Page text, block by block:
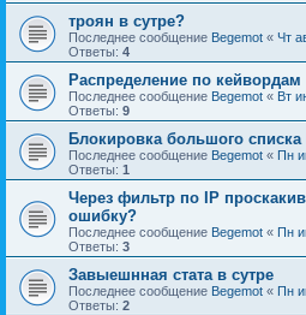
троян в сутре?
Последнее сообщение Begemot « Чт
Ответы: 4
Распределение по кейвордам
Последнее сообщение Begemot « Вт
Ответы: 9
Блокировка большого списка
Последнее сообщение Begemot « Пн
Ответы: 1
Через фильтр по IP
ошибку?
Последнее сообщение Begemot « Пн
Ответы: 3
Завыешнная стата в сутре
Последнее сообщение Begemot « Пн
Ответы: 2